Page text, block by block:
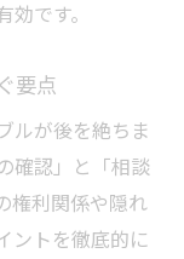
のコツを解
い情報源
の活用方法
イント一覧
ブル対策
です。
要点
ルが後を絶ちま
確認」と「相談
権利関係や隠れ
ントを徹底的に